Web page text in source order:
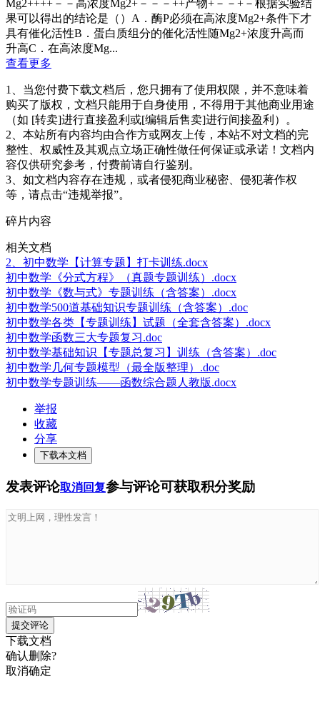
Mg2++++－－高浓度Mg2+－－－++产物+－－+－根据实验结
果可以得出的结论是（）A．酶P必须在高浓度Mg2+条件下才
具有催化活性B．蛋白质组分的催化活性随Mg2+浓度升高而
升高C．在高浓度Mg...
查看更多
1、当您付费下载文档后，您只拥有了使用权限，并不意味着
购买了版权，文档只能用于自身使用，不得用于其他商业用途
（如 [转卖]进行直接盈利或[编辑后售卖]进行间接盈利）。
2、本站所有内容均由合作方或网友上传，本站不对文档的完
整性、权威性及其观点立场正确性做任何保证或承诺！文档内
容仅供研究参考，付费前请自行鉴别。
3、如文档内容存在违规，或者侵犯商业秘密、侵犯著作权
等，请点击“违规举报”。
碎片内容
相关文档
2、初中数学【计算专题】打卡训练.docx
初中数学《分式方程》（真题专题训练）.docx
初中数学《数与式》专题训练（含答案）.docx
初中数学500道基础知识专题训练（含答案）.doc
初中数学各类【专题训练】试题（全套含答案）.docx
初中数学函数三大专题复习.doc
初中数学基础知识【专题总复习】训练（含答案）.doc
初中数学几何专题模型（最全版整理）.doc
初中数学专题训练——函数综合题人教版.docx
举报
收藏
分享
下载本文档
发表评论取消回复参与评论可获取积分奖励
提交评论
下载文档
确认删除?
取消确定